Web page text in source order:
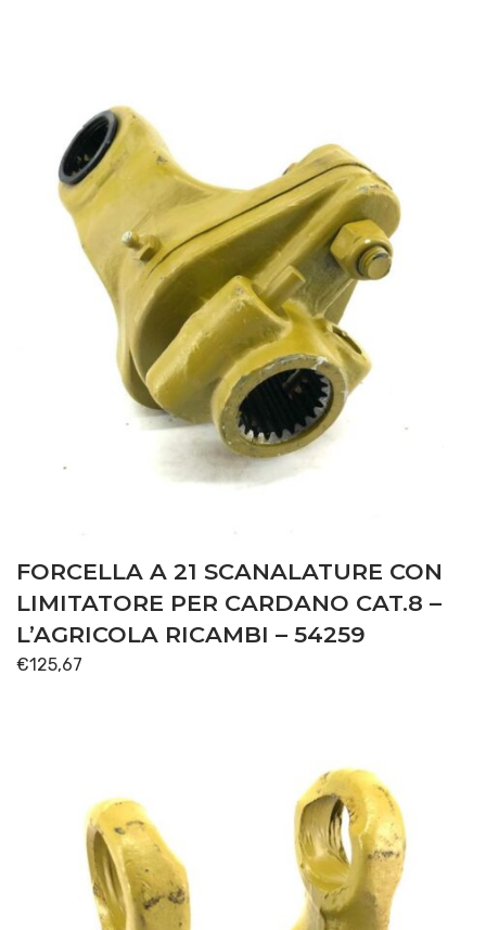
FORCELLA A 21 SCANALATURE CON
LIMITATORE PER CARDANO CAT.8 –
L’AGRICOLA RICAMBI – 54259
€125,67